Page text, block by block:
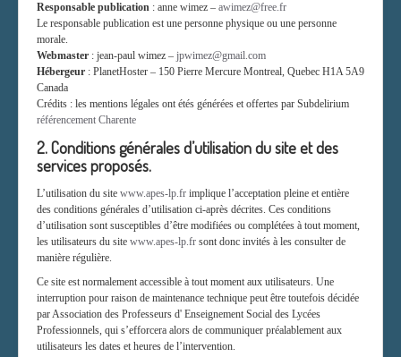
Responsable publication : anne wimez – awimez@free.fr
Le responsable publication est une personne physique ou une personne
morale.
Webmaster : jean-paul wimez – jpwimez@gmail.com
Hébergeur : PlanetHoster – 150 Pierre Mercure Montreal, Quebec H1A 5A9
Canada
Crédits : les mentions légales ont étés générées et offertes par Subdelirium
référencement Charente
2. Conditions générales d’utilisation du site et des
services proposés.
L’utilisation du site www.apes-lp.fr implique l’acceptation pleine et entière
des conditions générales d’utilisation ci-après décrites. Ces conditions
d’utilisation sont susceptibles d’être modifiées ou complétées à tout moment,
les utilisateurs du site www.apes-lp.fr sont donc invités à les consulter de
manière régulière.
Ce site est normalement accessible à tout moment aux utilisateurs. Une
interruption pour raison de maintenance technique peut être toutefois décidée
par Association des Professeurs d' Enseignement Social des Lycées
Professionnels, qui s’efforcera alors de communiquer préalablement aux
utilisateurs les dates et heures de l’intervention.